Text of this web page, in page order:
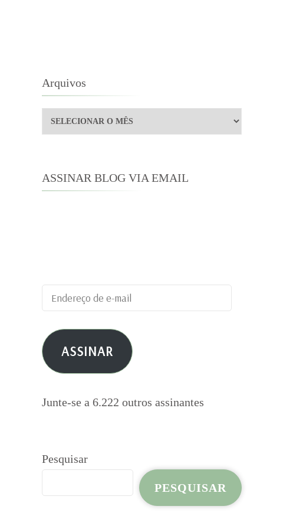
Arquivos
Arquivos
ASSINAR BLOG VIA EMAIL
Endereço
de
e-
mail ASSINAR
Junte-se a 6.222 outros assinantes
Pesquisar
PESQUISAR